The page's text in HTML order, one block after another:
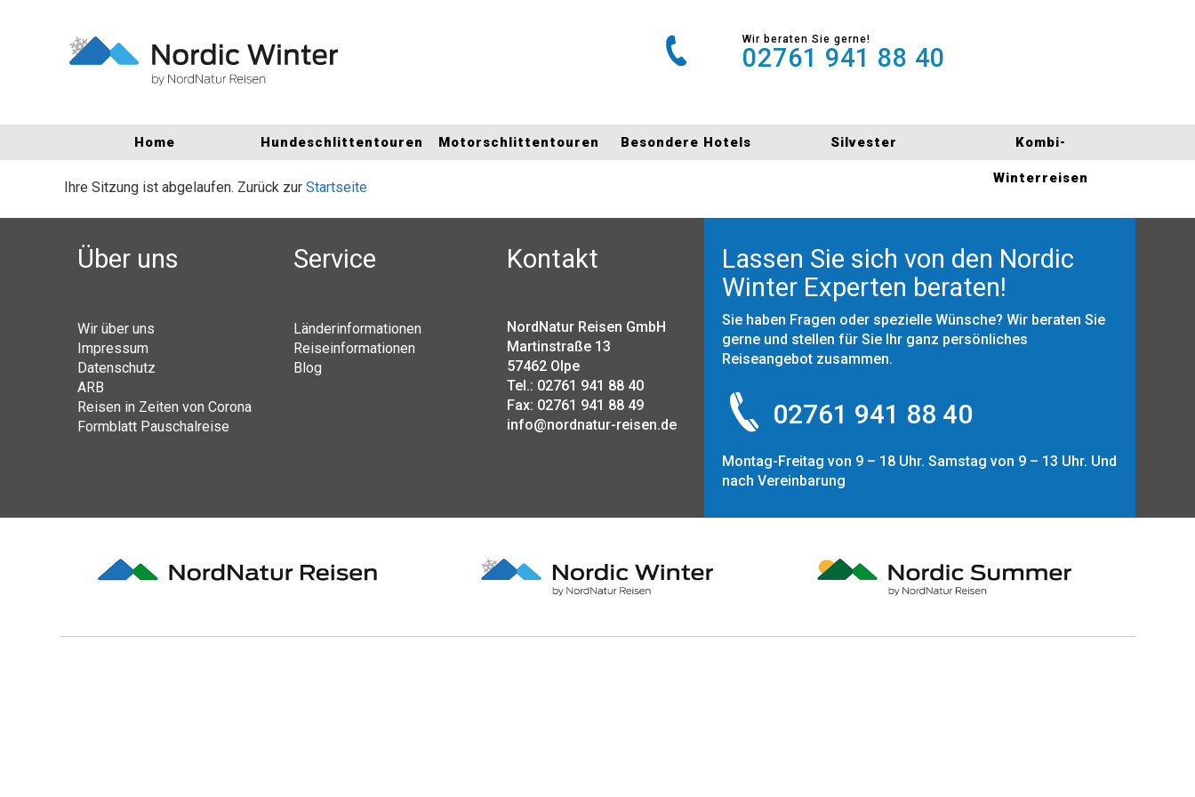
Wir beraten Sie gerne!
02761 941 88 40
Home Hundeschlittentouren Motorschlittentouren Besondere Hotels Silvester Kombi-
Winterreisen
Ihre Sitzung ist abgelaufen. Zurück zur Startseite
Über uns
Wir über uns
Impressum
Datenschutz
ARB
Reisen in Zeiten von Corona
Formblatt Pauschalreise
Service
Länderinformationen
Reiseinformationen
Blog
Kontakt
NordNatur Reisen GmbH
Martinstraße 13
57462 Olpe
Tel.: 02761 941 88 40
Fax: 02761 941 88 49
info@nordnatur-reisen.de
Lassen Sie sich von den Nordic
Winter Experten beraten!
Sie haben Fragen oder spezielle Wünsche? Wir beraten Sie
gerne und stellen für Sie Ihr ganz persönliches
Reiseangebot zusammen.
02761 941 88 40
Montag-Freitag von 9 – 18 Uhr. Samstag von 9 – 13 Uhr. Und
nach Vereinbarung